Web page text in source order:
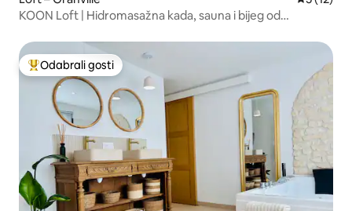
KOON Loft | Hidromasažna kada, sauna i bijeg od
Među najviše rangiranima s oznakom „Odabrali gosti”
Odabrali gosti